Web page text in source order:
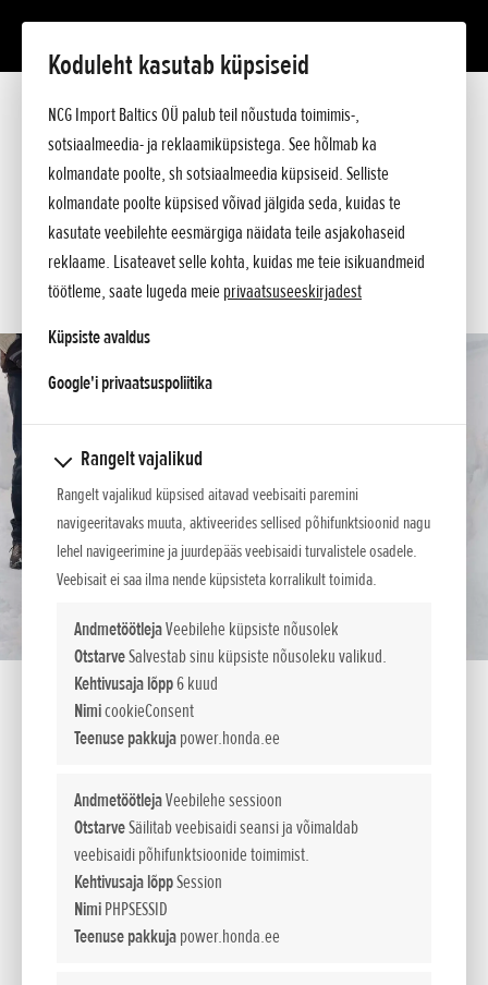
Koduleht kasutab küpsiseid
NCG Import Baltics OÜ palub teil nõustuda toimimis-,
sotsiaalmeedia- ja reklaamiküpsistega. See hõlmab ka
kolmandate poolte, sh sotsiaalmeedia küpsiseid. Selliste
kolmandate poolte küpsised võivad jälgida seda, kuidas te
kasutate veebilehte eesmärgiga näidata teile asjakohaseid
reklaame. Lisateavet selle kohta, kuidas me teie isikuandmeid
töötleme, saate lugeda meieprivaatsuseeskirjadest
Küpsiste avaldus
Google'i privaatsuspoliitikaopens in a new tab
Rangelt vajalikud
Rangelt vajalikud küpsised aitavad veebisaiti paremini
navigeeritavaks muuta, aktiveerides sellised põhifunktsioonid nagu
lehel navigeerimine ja juurdepääs veebisaidi turvalistele osadele.
Veebisait ei saa ilma nende küpsisteta korralikult toimida.
AndmetöötlejaVeebilehe küpsiste nõusolek
OtstarveSalvestab sinu küpsiste nõusoleku valikud.
Kehtivusaja lõpp6 kuud
NimicookieConsent
Teenuse pakkujapower.honda.ee
AndmetöötlejaVeebilehe sessioon
OtstarveSäilitab veebisaidi seansi ja võimaldab
veebisaidi põhifunktsioonide toimimist.
Kehtivusaja lõppSession
NimiPHPSESSID
Teenuse pakkujapower.honda.ee
Tutvustus
Tehnilised andmed
Hinnakiri
Ostuabi
Küsi lisa
KÜSI PAKKUMIST
SOOVIN TEENINDUSE AEGA
KONTAKT
HSS 655 ET
Ideaalne tutvuse tegemiseks kaheastmeliste
lumepuhuritega
Meie väikseimad kaheastmelised lumepuhurid pakuvad
ökonoomsuse, kasutuslihtsuse ja tõhususe parimat